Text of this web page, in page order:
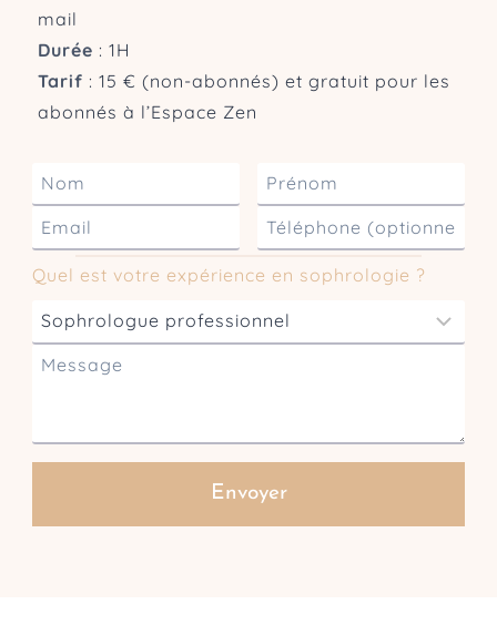
mail
Durée : 1H
Tarif : 15 € (non-abonnés) et gratuit pour les
abonnés à l’Espace Zen
N
o
m
P
r
é
n
o
m
m
a
T
é
l
p
e
Quel est votre expérience en sophrologie ?
Envoyer